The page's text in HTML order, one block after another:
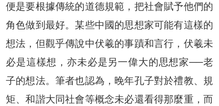
便是要根據傳統的道德規範，把社會賦予他們的
角色做到最好。某些中國的思想家可能有這樣的
想法，但觀乎傳說中伏羲的事蹟和言行，伏羲未
必是這樣想，亦未必是另一偉大的思想家──老
子的想法。筆者也認為，晚年孔子對於禮教、規
矩、和諧大同社會等概念未必還看得那麼重，而